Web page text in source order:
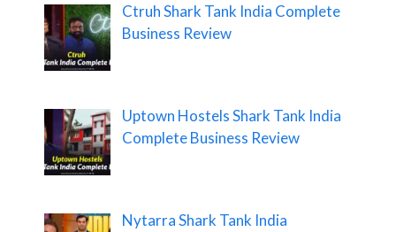
Ctruh Shark Tank India Complete
Business Review
Uptown Hostels Shark Tank India
Complete Business Review
Nytarra Shark Tank India